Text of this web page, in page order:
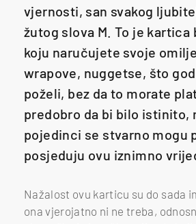
vjernosti, san svakog
žutog slova M. To je kartica
koju naručujete svoje
wrapove, nuggetse, što
poželi, bez da to morate
predobro da bi bilo istinito,
pojedinci se stvarno mogu
posjeduju ovu iznimno
Nažalost ovu karticu su do sada
ona vjerojatno ni ne treba,